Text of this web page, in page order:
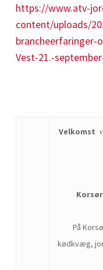
https://www.atv-
content/uploads/
brancheerfaringer-
Vest-21.-
Velkomst
På
kødkvæg,